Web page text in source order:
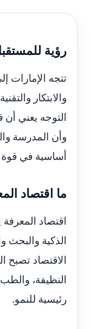
رؤية
تتجه الإمارات
والابتكار
التوجه يعني أن
وأن المدرسة
أساسية في قوة
ما اقتصاد
اقتصاد
الذكية والبحث
الاقتصاد تصبح
النظيفة،
رئيسية للنمو.